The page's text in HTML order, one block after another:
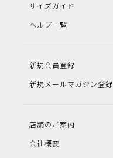
サイズガイド
ヘルプ一覧
新規会員登録
新規メールマガジン登録
店舗のご案内
会社概要